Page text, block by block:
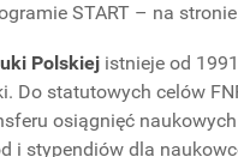
START – na
Polskiej istnieje od
Do statutowych celów
osiągnięć
i stypendiów dla